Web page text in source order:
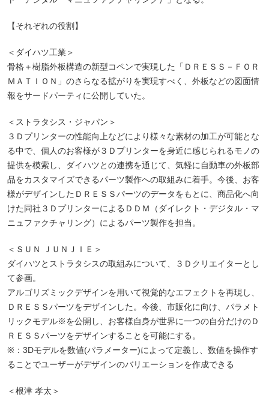
【それぞれの役割】
＜ダイハツ工業＞
骨格＋樹脂外板構造の新型コペンで実現した「ＤＲＥＳＳ－ＦＯＲ
ＭＡＴＩＯＮ」のさらなる拡がりを実現すべく、外板などの図面情
報をサードパーティに公開していた。
＜ストラタシス・ジャパン＞
３Ｄプリンターの性能向上などにより様々な素材の加工が可能とな
る中で、個人のお客様が３Ｄプリンターを身近に感じられるモノの
提供を模索し、ダイハツとの連携を通じて、気軽に自動車の外板部
品をカスタマイズできるパーツ製作への取組みに着手。今後、お客
様がデザインしたＤＲＥＳＳパーツのデータをもとに、商品化へ向
けた同社３ＤプリンターによるＤＤＭ（ダイレクト・デジタル・マ
ニュファクチャリング）によるパーツ製作を担当。
＜ＳＵＮ ＪＵＮＪＩＥ＞
ダイハツとストラタシスの取組みについて、３Ｄクリエイターとし
て参画。
アルゴリズミックデザインを用いて視覚的なエフェクトを再現し、
ＤＲＥＳＳパーツをデザインした。今後、市販化に向け、パラメト
リックモデル※を公開し、お客様自身が世界に一つの自分だけのＤ
ＲＥＳＳパーツをデザインすることを可能にする。
※：3Dモデルを数値(パラメーター)によって定義し、数値を操作す
ることでユーザーがデザインのバリエーションを作成できる
＜根津 孝太＞